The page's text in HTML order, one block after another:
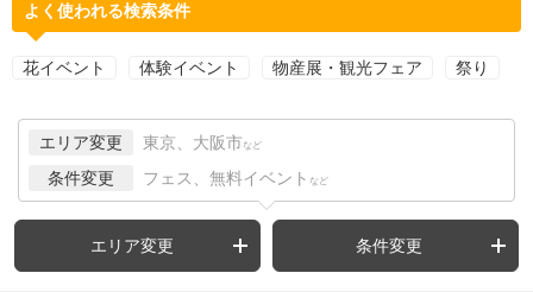
よく使われる検索条件
花イベント 体験イベント 物産展・観光フェア 祭り
エリア変更 東京、大阪市 など
条件変更 フェス、無料イベント など
エリア変更 条件変更